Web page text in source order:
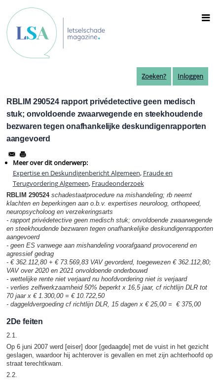
naar
de
inhoud
gaan
Zoeken? Inloggen
RBLIM 290524 rapport privédetective geen medisch
stuk; onvoldoende zwaarwegende en steekhoudende
bezwaren tegen onafhankelijke deskundigenrapporten
aangevoerd
Meer over dit onderwerp:
Expertise en Deskundigenbericht Algemeen, Fraude en
Terugvordering Algemeen, Fraudeonderzoek
RBLIM 290524 schadestaatprocedure na mishandeling; rb neemt
klachten en beperkingen aan o.b.v. expertises neuroloog, orthopeed,
neuropsycholoog en verzekeringsarts
- rapport privédetective geen medisch stuk; onvoldoende zwaarwegende
en steekhoudende bezwaren tegen onafhankelijke deskundigenrapporten
aangevoerd
- geen ES vanwegeaan mishandeling voorafgaand provocerend en
agressief gedrag
- € 362.112,80 + € 73.569,83 VAV gevorderd, toegewezen € 362.112,80;
VAV over 2020 en 2021 onvoldoende onderbouwd
- wettelijke rente niet verjaard nu hoofdvordering niet is verjaard
- verlies zelfwerkzaamheid 50% beperkt x 16,5 jaar, cf richtlijn DLR tot
70 jaarx € 1.300,00 = € 10.722,50
- daggeldvergoeding cf richtlijn DLR, 15 dagen x € 25,00 = € 375,00
2De feiten
2.1.
Op 6 juni 2007 werd [eiser] door [gedaagde] met de vuist in het gezicht
geslagen, waardoor hij achterover is gevallen en met zijn achterhoofd op
straat terechtkwam.
2.2.